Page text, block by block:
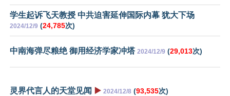
学生起诉飞天教授 中共迫害延伸国际内幕 犹大下场
2024/12/9 (24,785次)
中南海弹尽粮绝 御用经济学家冲塔 2024/12/9 (29,013次)
灵界代言人的天堂见闻 ▶️ 2024/12/8 (93,535次)